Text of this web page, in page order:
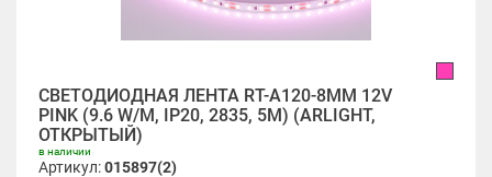
СВЕТОДИОДНАЯ ЛЕНТА RT-A120-8MM 12V
PINK (9.6 W/M, IP20, 2835, 5M) (ARLIGHT,
ОТКРЫТЫЙ)
в наличии
Артикул:015897(2)